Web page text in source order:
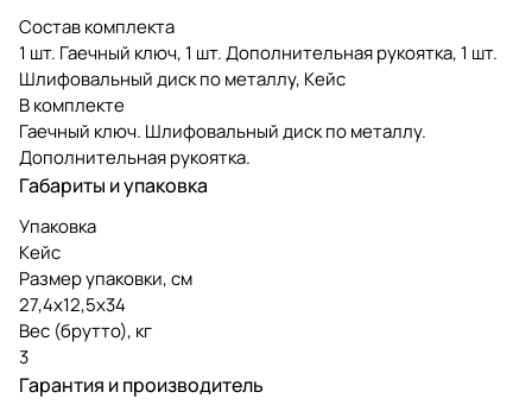
Состав комплекта
1 шт. Гаечный ключ, 1 шт. Дополнительная рукоятка, 1 шт.
Шлифовальный диск по металлу, Кейс
В комплекте
Гаечный ключ. Шлифовальный диск по металлу.
Дополнительная рукоятка.
Габариты и упаковка
Упаковка
Кейс
Размер упаковки, см
27,4х12,5х34
Вес (брутто), кг
3
Гарантия и производитель